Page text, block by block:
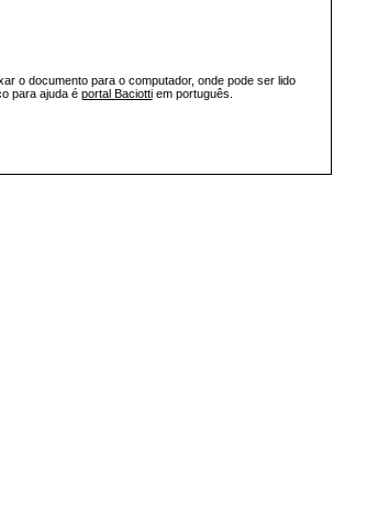
o documento para o computador, onde pode ser lido
para ajuda é portal Baciottiem português.